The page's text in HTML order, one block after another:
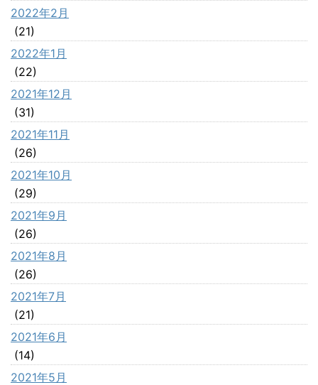
2022年2月
(21)
2022年1月
(22)
2021年12月
(31)
2021年11月
(26)
2021年10月
(29)
2021年9月
(26)
2021年8月
(26)
2021年7月
(21)
2021年6月
(14)
2021年5月